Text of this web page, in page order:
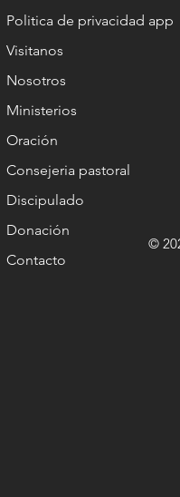
Politica de privacidad app
Visitanos
Nosotros
Ministerios
Oración
Consejeria pastoral
Discipulado
Donación
Contacto
©